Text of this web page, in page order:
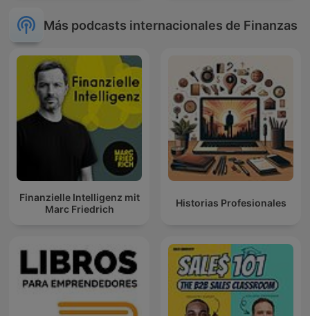
Más podcasts internacionales de Finanzas
Finanzielle Intelligenz mit
Marc Friedrich
Historias Profesionales